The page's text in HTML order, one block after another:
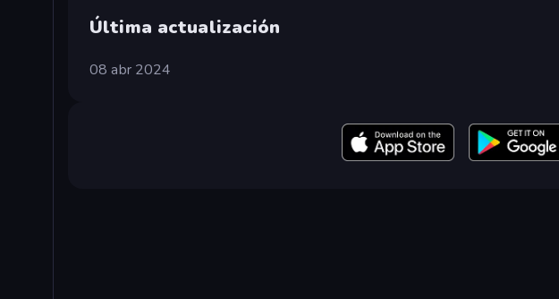
Última actualización
08 abr 2024